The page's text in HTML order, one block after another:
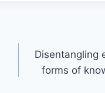
Disentangling
forms of